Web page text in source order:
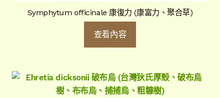
Symphytum officinale 康復力 (康富力、聚合草)
查看內容